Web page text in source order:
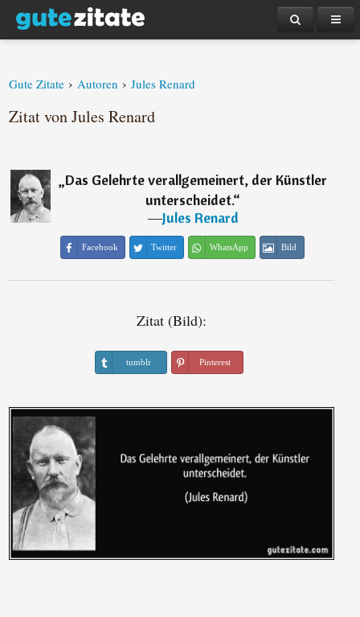
Gute Zitate › Autoren › Jules Renard
Zitat von Jules Renard
„Das Gelehrte verallgemeinert, der Künstler
unterscheidet.“
―Jules Renard
Facebook Twitter WhatsApp Bild
Zitat (Bild):
tumblr Pinterest